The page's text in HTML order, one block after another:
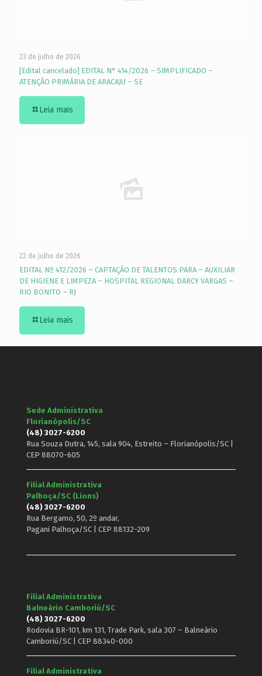
23 de julho de 2026
[Edital cancelado] EDITAL N° 414/2026 – SIMPLIFICADO –
ATENÇÃO PRIMÁRIA DE ARACAJU – SE
Leia mais
22 de julho de 2026
EDITAL Nº 412/2026 – CAPTAÇÃO DE TALENTOS PARA – AUXILIAR
DE HIGIENE E LIMPEZA – HOSPITAL REGIONAL DARCY VARGAS –
RIO BONITO – RJ
Leia mais
Sede Administrativa
Florianópolis/SC
(48) 3027-6200
Rua Souza Dutra, 145, sala 904, Estreito – Florianópolis/SC |
CEP 88070-605
Filial Administrativa
Palhoça/SC (Lions)
(48) 3027-6200
Rua Bergamo, 50, 2º andar,
Pagani Palhoça/SC | CEP 88132-209
Filial Administrativa
Balneário Camboriú/SC
(48) 3027-6200
Rodovia BR-101, km 131, Trade Park, sala 307 – Balneário
Camboriú/SC | CEP 88340-000
Filial Administrativa